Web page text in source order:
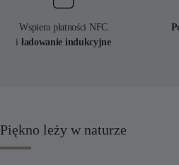
Wspiera płatności NFC
i ładowanie indukcyjne
Piękno leży w naturze